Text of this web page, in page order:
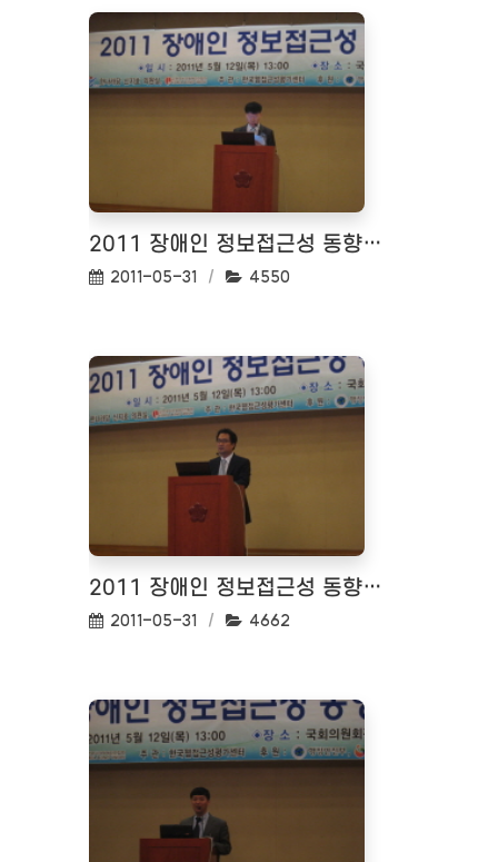
2011 장애인 정보접근성 동향 세미나 <2011.05.12>
작성일:
2011-05-31 조회수:
4550
2011 장애인 정보접근성 동향 세미나 <2011.05.12>
작성일:
2011-05-31 조회수:
4662